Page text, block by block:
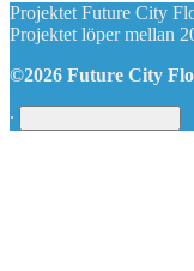
Projektet Future City
Projektet löper mellan
©2026 Future City
∙